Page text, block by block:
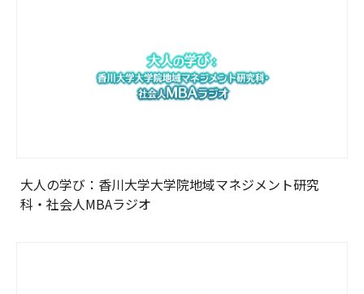
大人の学び：香川大学大学院地域マネジメント研究
科・社会人MBAラジオ